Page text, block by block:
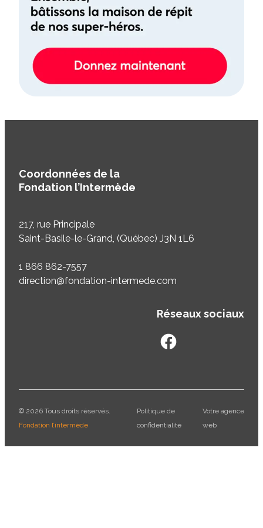
Coordonnées de la
Fondation l’Intermède
217, rue Principale
Saint-Basile-le-Grand, (Québec) J3N 1L6
1 866 862-7557
direction@fondation-intermede.com
Réseaux sociaux
facebook
© 2026 Tous droits réservés.
Fondation l’intermède
Politique de
confidentialité
Votre agence
web